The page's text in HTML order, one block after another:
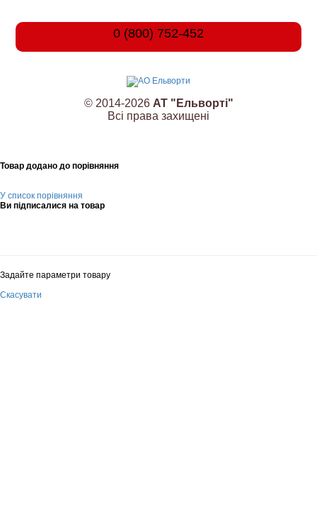
0 (800) 752-452
© 2014-2026 АТ "Ельворті"
Всі права захищені
Товар додано до порівняння
У список порівняння
Ви підписалися на товар
Задайте параметри товару
Скасувати